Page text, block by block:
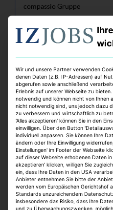
compassio Gruppe
Vollzeit
online seit > 1 Monat
Leasing Manager
Officer (m/w/d)
Klepierre Management
Duisburg
Vollzeit
online seit > 1 Monat
Wir und unsere Partner verwenden
denen Daten (z.B. IP-Adressen) auf
abgerufen sowie anschließend
Erlebnis auf unserer Webseite zu
notwendig und können nicht von Ihnen
nicht notwendig sind, uns jedoch dazu
zu verbessern und wirtschaftlich zu
'Alles akzeptieren' können Sie in den
einwilligen. Über den Button
individuell anpassen. Sie können Ihre
ändern oder Ihre Einwilligung
Einstellungen' im Footer der Webseite
auf dieser Webseite erhobenen Daten
akzeptieren' klicken, willigen Sie
ein, dass Ihre Daten in den USA
Anbieter entnehmen Sie bitte der
werden vom Europäischen Gerichtshof
Standards unzureichendem
insbesondere das Risiko, dass Ihre